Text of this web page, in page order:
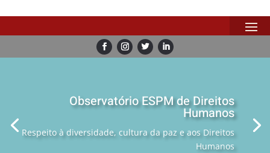
Observatório ESPM de Direitos
Humanos
Respeito à diversidade, cultura da paz e aos Direitos
Humanos